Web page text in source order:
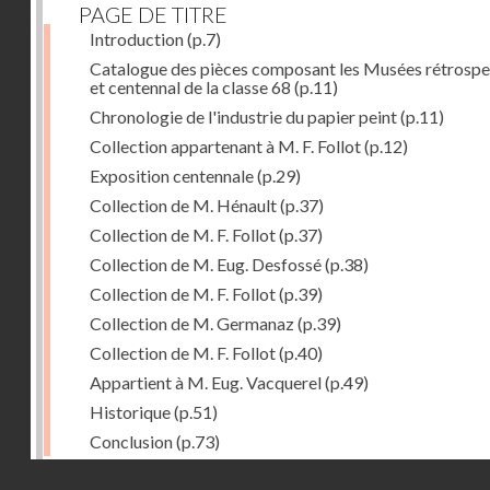
PAGE DE TITRE
Introduction(p.7)
Catalogue des pièces composant les Musées
et centennal de la classe 68 (p.11)
Chronologie de l'industrie du papier peint(p.11)
Collection appartenant à M. F. Follot(p.12)
Exposition centennale(p.29)
Collection de M. Hénault(p.37)
Collection de M. F. Follot(p.37)
Collection de M. Eug. Desfossé(p.38)
Collection de M. F. Follot(p.39)
Collection de M. Germanaz(p.39)
Collection de M. F. Follot(p.40)
Appartient à M. Eug. Vacquerel(p.49)
Historique(p.51)
Conclusion(p.73)